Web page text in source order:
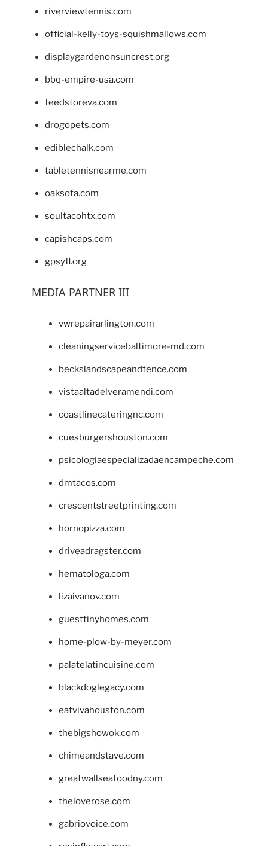
riverviewtennis.com
official-kelly-toys-squishmallows.com
displaygardenonsuncrest.org
bbq-empire-usa.com
feedstoreva.com
drogopets.com
ediblechalk.com
tabletennisnearme.com
oaksofa.com
soultacohtx.com
capishcaps.com
gpsyfl.org
MEDIA PARTNER III
vwrepairarlington.com
cleaningservicebaltimore-md.com
beckslandscapeandfence.com
vistaaltadelveramendi.com
coastlinecateringnc.com
cuesburgershouston.com
psicologiaespecializadaencampeche.com
dmtacos.com
crescentstreetprinting.com
hornopizza.com
driveadragster.com
hematologa.com
lizaivanov.com
guesttinyhomes.com
home-plow-by-meyer.com
palatelatincuisine.com
blackdoglegacy.com
eatvivahouston.com
thebigshowok.com
chimeandstave.com
greatwallseafoodny.com
theloverose.com
gabriovoice.com